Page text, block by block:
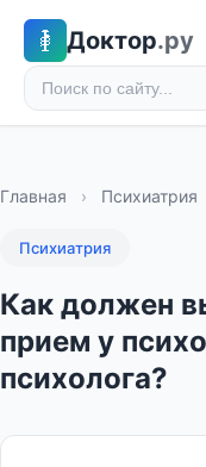
Доктор.ру
Главная › Психиатрия
Психиатрия
Как должен
прием у
психолога?